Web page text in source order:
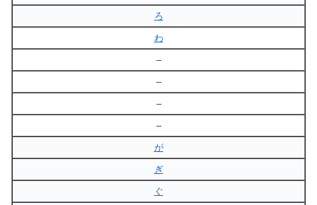
ろ
わ
–
–
–
–
が
ぎ
ぐ